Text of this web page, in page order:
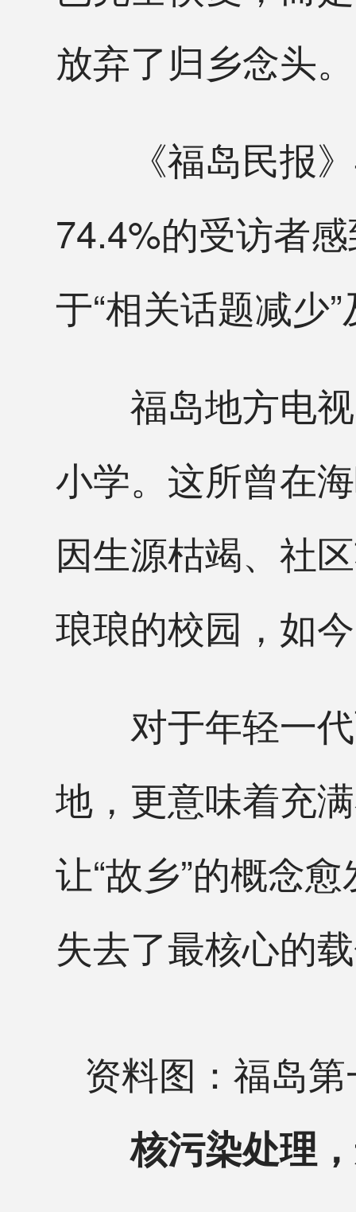
放弃了归乡念头。
《福岛民报》
74.4%的受访者
于“相关话题减少
福岛地方电视
小学。这所曾在
因生源枯竭、社
琅琅的校园，如
对于年轻一代
地，更意味着充
让“故乡”的概念
失去了最核心的
资料图：福岛
核污染处理